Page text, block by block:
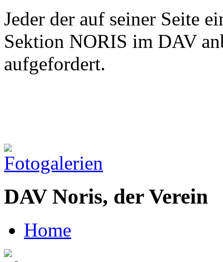
Jeder der auf seiner Seite
Sektion NORIS im DAV
aufgefordert.
DAV Noris, der Verein
Home